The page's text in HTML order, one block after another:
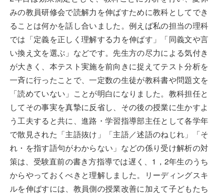
みの教員研修会で読解力を伸ばすために教科としてでき
ることは何かを話し合いました。例えば私の担当の理科
では「定義を正しく理解する力を伸ばす」「同義文や言
い換え文を選ぶ」などです。先生方の尽力による気付き
が大きく、本テスト実施を前向きに捉えてテスト分析を
一斉に行ったことで、一定数の生徒が教科書や問題文を
「読めていない」ことが明白になりました。教科担任と
してその事実を真摯に反省し、その後の授業に生かすよ
う工夫すると共に、進路・学習指導部主任として各学年
で散見された「主語抜け」「主語／述語のねじれ」「そ
れ・を指す語句がわからない」などの係り受け解析の対
策は、受験直前の書き方指導では遅く、1，2年生のうち
からやっておくべきと理解しました。リーディングスキ
ルを伸ばすには、教員側の授業改善に加えて子どもたち